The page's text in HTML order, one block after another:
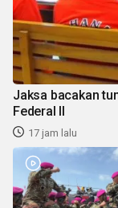
Jaksa bacakan
Federal II
17 jam lalu